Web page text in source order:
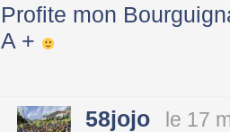
Profite mon
A +
58jojo le 17